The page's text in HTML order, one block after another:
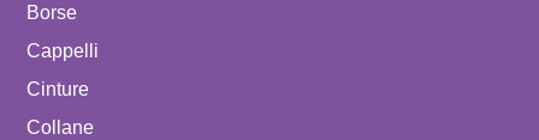
Borse
Cappelli
Cinture
Collane